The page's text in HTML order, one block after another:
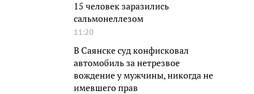
15 человек заразились
сальмонеллезом
11:20
В Саянске суд конфисковал
автомобиль за нетрезвое
вождение у мужчины, никогда не
имевшего прав